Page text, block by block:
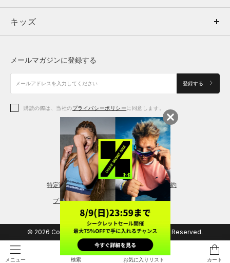
メニュー 検索 お気に入りリスト カート
キッズ
アクセサリー
ボトムス
アクセサリー
トップス
シューズ
アクセサリー
レギンス＆タイツ
キッズ
シューズ
メールマガジンに登録する
登録する
購読の際は、当社のプライバシーポリシーに同意します。
特定商取引法に基づく通販の表記 会員規約
プライバシーポリシー
© 2026 Copyright DOME Corporation. All Rights Reserved.